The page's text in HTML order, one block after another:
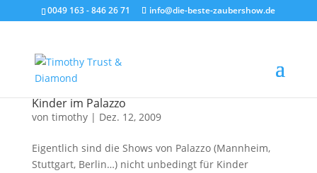
0049 163 - 846 26 71 info@die-beste-zaubershow.de
Kinder im Palazzo
von timothy| Dez. 12, 2009
Eigentlich sind die Shows von Palazzo (Mannheim,
Stuttgart, Berlin…) nicht unbedingt für Kinder